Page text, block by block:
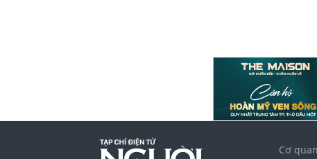
Cơ